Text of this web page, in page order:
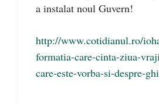
a instalat noul Guvern!
http://www.cotidianul.ro/
formatia-care-cinta-ziua-
care-este-vorba-si-despre-